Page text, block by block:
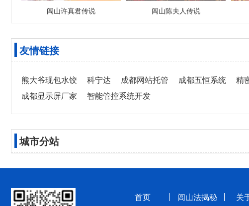
闾山许真君传说 闾山陈夫人传说
友情链接
熊大爷现包水饺 科宁达 成都网站托管 成都五恒系统 精
成都显示屏厂家
智能管控系统开发
城市分站
首页 闾山法揭秘 关